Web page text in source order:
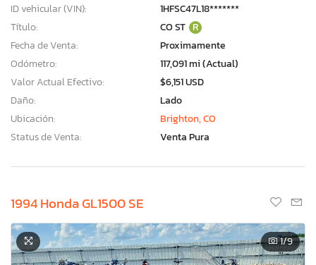
ID vehicular (VIN):
1HFSC47L18*******
Título:
CO ST R
Fecha de Venta:
Proximamente
Odómetro:
117,091 mi (Actual)
Valor Actual Efectivo:
$6,151 USD
Daño:
Lado
Ubicación:
Brighton, CO
Status de Venta:
Venta Pura
1994 Honda GL1500 SE
1/9